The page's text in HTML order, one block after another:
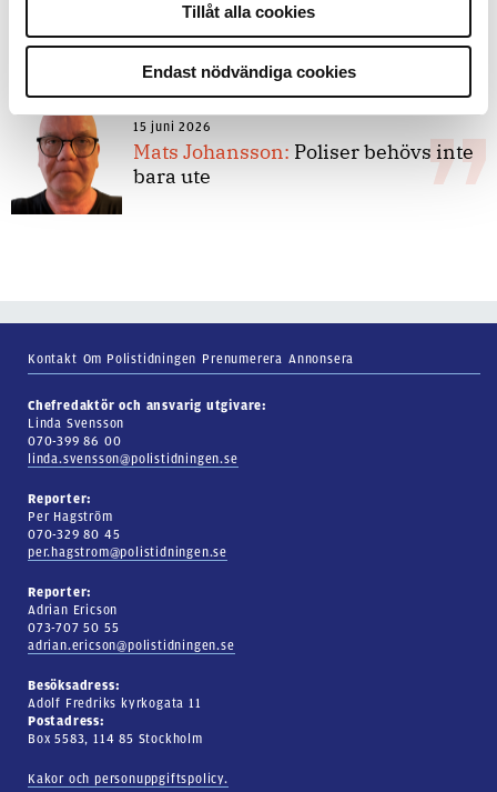
Tillåt alla cookies
Endast nödvändiga cookies
Debatt:Med för höga krav på evidens
kan polisen inte göra något alls
15 juni 2026
Mats Johansson: Poliser behövs inte
bara ute
Kontakt Om Polistidningen Prenumerera Annonsera
Chefredaktör och ansvarig utgivare:
Linda Svensson
070-399 86 00
linda.svensson@polistidningen.se
Reporter:
Per Hagström
070-329 80 45
per.hagstrom@polistidningen.se
Reporter:
Adrian Ericson
073-707 50 55
adrian.ericson@polistidningen.se
Besöksadress:
Adolf Fredriks kyrkogata 11
Postadress:
Box 5583, 114 85 Stockholm
Kakor och personuppgiftspolicy.